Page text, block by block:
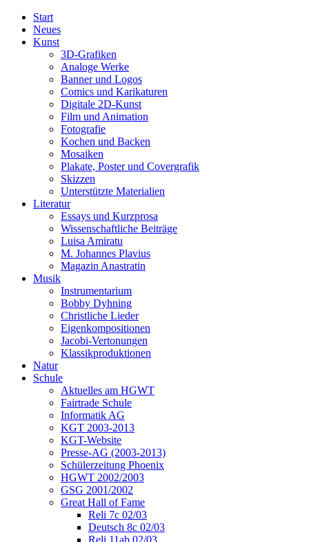
Start
Neues
Kunst
3D-Grafiken
Analoge Werke
Banner und Logos
Comics und Karikaturen
Digitale 2D-Kunst
Film und Animation
Fotografie
Kochen und Backen
Mosaiken
Plakate, Poster und Covergrafik
Skizzen
Unterstützte Materialien
Literatur
Essays und Kurzprosa
Wissenschaftliche Beiträge
Luisa Amiratu
M. Johannes Plavius
Magazin Anastratin
Musik
Instrumentarium
Bobby Dyhning
Christliche Lieder
Eigenkompositionen
Jacobi-Vertonungen
Klassikproduktionen
Natur
Schule
Aktuelles am HGWT
Fairtrade Schule
Informatik AG
KGT 2003-2013
KGT-Website
Presse-AG (2003-2013)
Schülerzeitung Phoenix
HGWT 2002/2003
GSG 2001/2002
Great Hall of Fame
Reli 7c 02/03
Deutsch 8c 02/03
Reli 11ab 02/03